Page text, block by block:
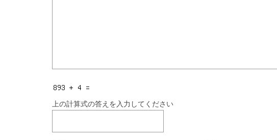
上の計算式の答えを入力してください